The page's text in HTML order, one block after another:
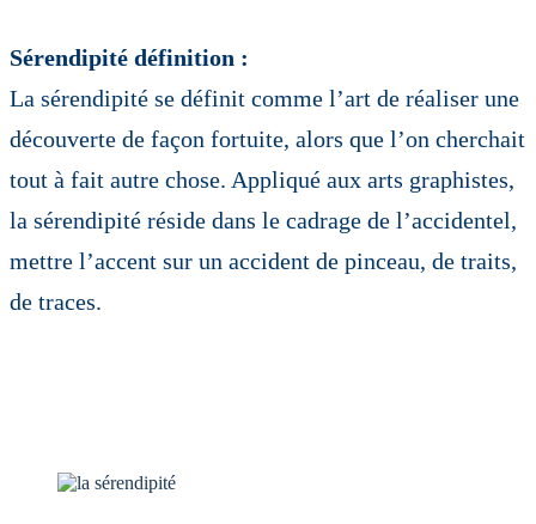
Sérendipité définition :
La sérendipité se définit comme l’art de réaliser une
découverte de façon fortuite, alors que l’on cherchait
tout à fait autre chose. Appliqué aux arts graphistes,
la sérendipité réside dans le cadrage de l’accidentel,
mettre l’accent sur un accident de pinceau, de traits,
de traces.